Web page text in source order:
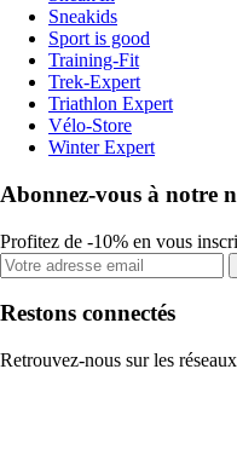
Sneakids
Sport is good
Training-Fit
Trek-Expert
Triathlon Expert
Vélo-Store
Winter Expert
Abonnez-vous à notre
Profitez de -10% en vous
Restons connectés
Retrouvez-nous sur les